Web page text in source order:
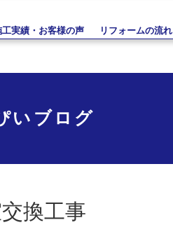
工実績・お客様の声 リフォームの流れ
いブログ
換工事